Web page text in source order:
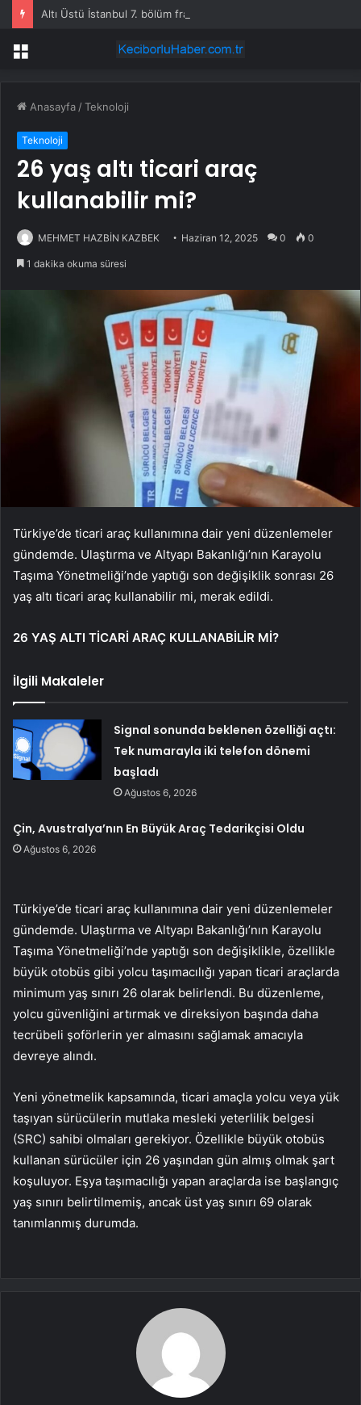
Altı Üstü İstanbul 7. bölüm fragmanı yayınlandı mı?
Menü
Anasayfa /Teknoloji
Teknoloji
26 yaş altı ticari araç
kullanabilir mi?
MEHMET HAZBİN KAZBEK Haziran 12, 2025 0 0
1 dakika okuma süresi
Türkiye’de ticari araç kullanımına dair yeni düzenlemeler
gündemde. Ulaştırma ve Altyapı Bakanlığı’nın Karayolu
Taşıma Yönetmeliği’nde yaptığı son değişiklik sonrası 26
yaş altı ticari araç kullanabilir mi, merak edildi.
26 YAŞ ALTI TİCARİ ARAÇ KULLANABİLİR Mİ?
İlgili Makaleler
Signal sonunda beklenen özelliği açtı:
Tek numarayla iki telefon dönemi
başladı
Ağustos 6, 2026
Çin, Avustralya’nın En Büyük Araç Tedarikçisi Oldu
Ağustos 6, 2026
Türkiye’de ticari araç kullanımına dair yeni düzenlemeler
gündemde. Ulaştırma ve Altyapı Bakanlığı’nın Karayolu
Taşıma Yönetmeliği’nde yaptığı son değişiklikle, özellikle
büyük otobüs gibi yolcu taşımacılığı yapan ticari araçlarda
minimum yaş sınırı 26 olarak belirlendi. Bu düzenleme,
yolcu güvenliğini artırmak ve direksiyon başında daha
tecrübeli şoförlerin yer almasını sağlamak amacıyla
devreye alındı.
Yeni yönetmelik kapsamında, ticari amaçla yolcu veya yük
taşıyan sürücülerin mutlaka mesleki yeterlilik belgesi
(SRC) sahibi olmaları gerekiyor. Özellikle büyük otobüs
kullanan sürücüler için 26 yaşından gün almış olmak şart
koşuluyor. Eşya taşımacılığı yapan araçlarda ise başlangıç
yaş sınırı belirtilmemiş, ancak üst yaş sınırı 69 olarak
tanımlanmış durumda.